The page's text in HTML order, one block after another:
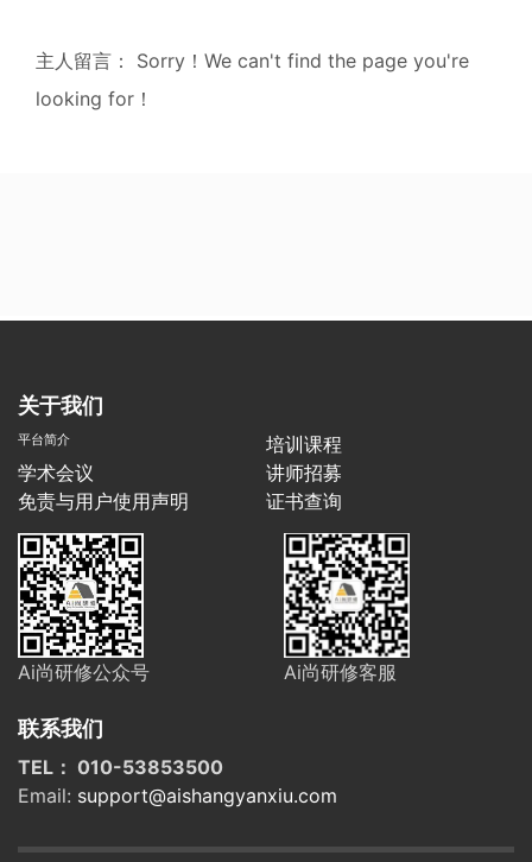
主人留言：
Sorry！We can't find the page you're
looking for！
关于我们
平台简介
培训课程
学术会议
讲师招募
免责与用户使用声明
证书查询
Ai尚研修公众号 Ai尚研修客服
联系我们
TEL： 010-53853500
Email: support@aishangyanxiu.com